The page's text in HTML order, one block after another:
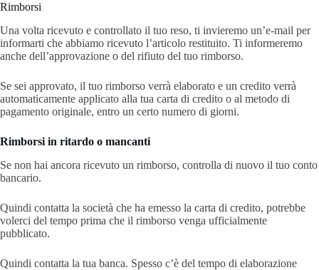
Rimborsi
Una volta ricevuto e controllato il tuo reso, ti invieremo un’e-mail per
informarti che abbiamo ricevuto l’articolo restituito. Ti informeremo
anche dell’approvazione o del rifiuto del tuo rimborso.
Se sei approvato, il tuo rimborso verrà elaborato e un credito verrà
automaticamente applicato alla tua carta di credito o al metodo di
pagamento originale, entro un certo numero di giorni.
Rimborsi in ritardo o mancanti
Se non hai ancora ricevuto un rimborso, controlla di nuovo il tuo conto
bancario.
Quindi contatta la società che ha emesso la carta di credito, potrebbe
volerci del tempo prima che il rimborso venga ufficialmente
pubblicato.
Quindi contatta la tua banca. Spesso c’è del tempo di elaborazione